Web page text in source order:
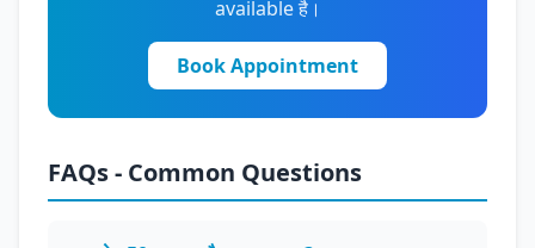
available है।
Book Appointment
FAQs - Common Questions